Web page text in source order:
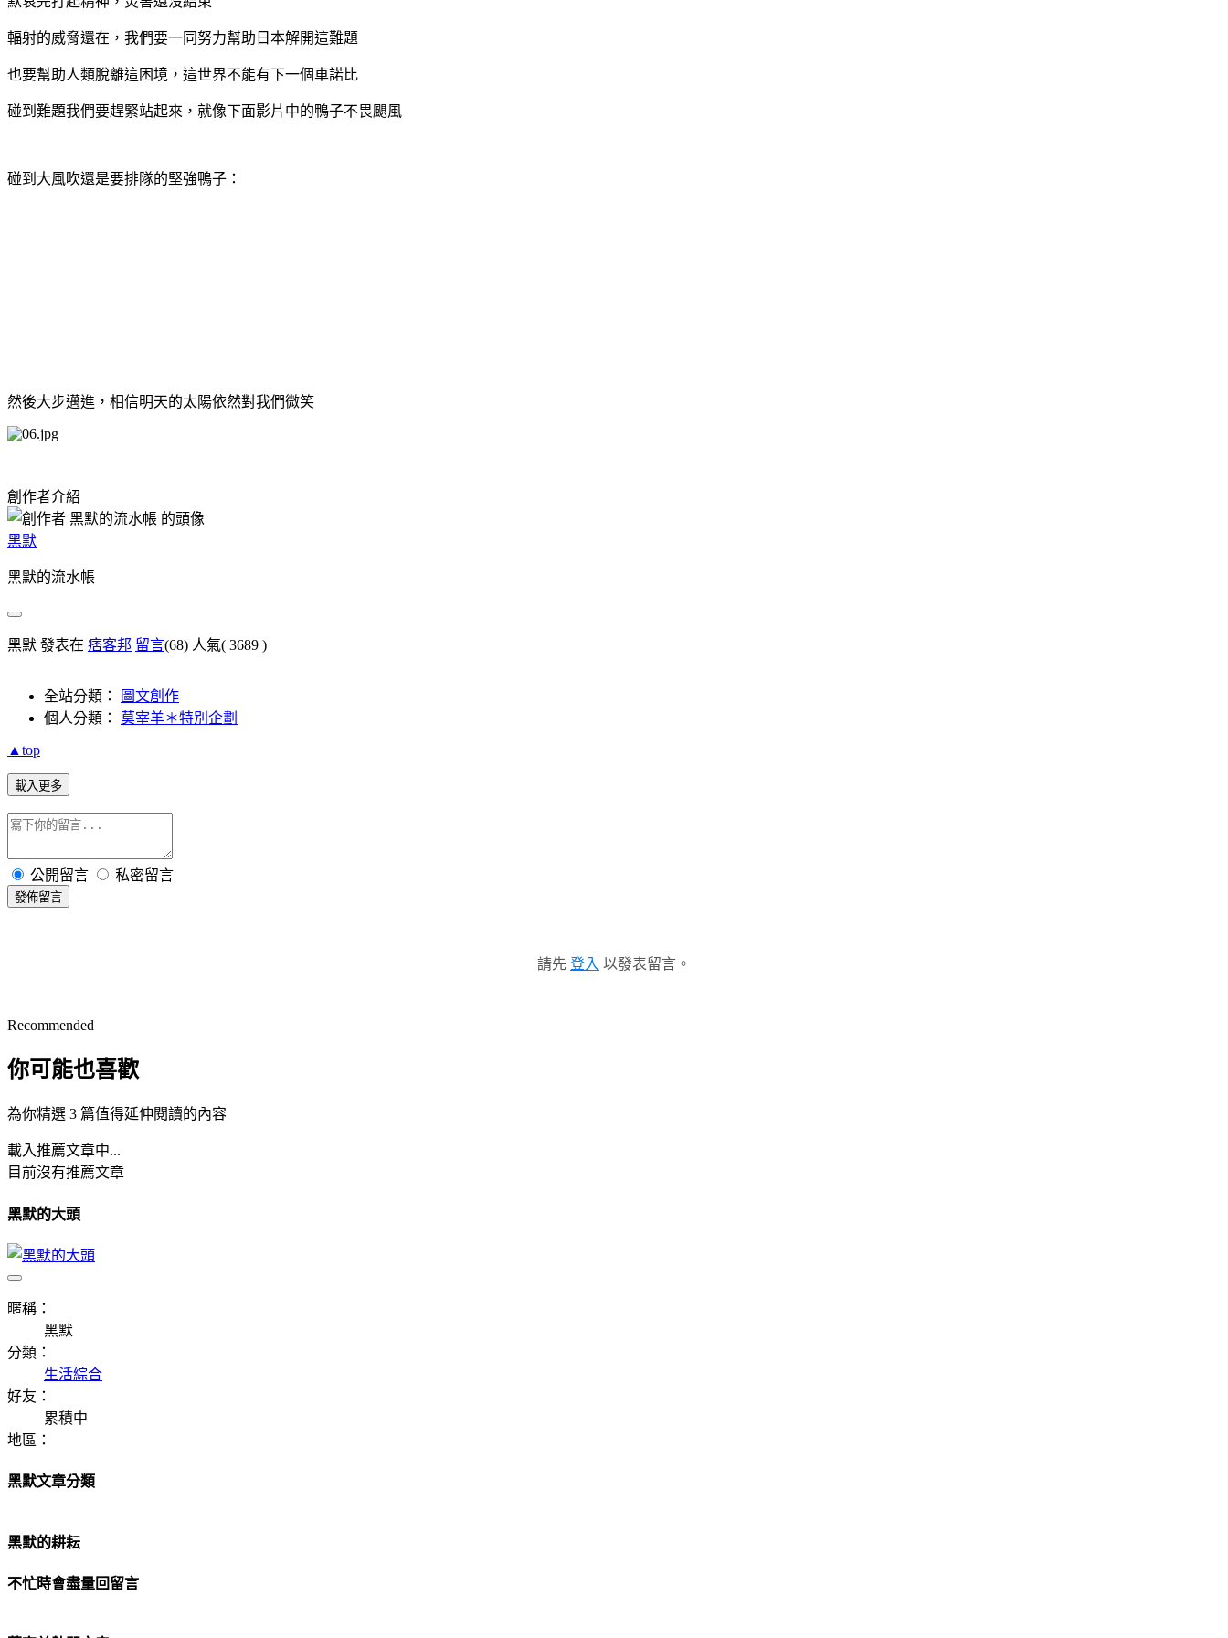
輻射的威脅還在，我們要一同努力幫助日本解開這難題
也要幫助人類脫離這困境，這世界不能有下一個車諾比
碰到難題我們要趕緊站起來，就像下面影片中的鴨子不畏颶風
碰到大風吹還是要排隊的堅強鴨子：
然後大步邁進，相信明天的太陽依然對我們微笑
創作者介紹
黑默
黑默的流水帳
黑默 發表在 痞客邦 留言(68) 人氣( 3689 )
全站分類：
圖文創作
個人分類： 莫宰羊＊特別企劃
▲top
載入更多
公開留言 私密留言
發佈留言
請先 登入 以發表留言。
Recommended
你可能也喜歡
為你精選 3 篇值得延伸閱讀的內容
載入推薦文章中...
目前沒有推薦文章
黑默的大頭
暱稱：
黑默
分類：
生活綜合
好友：
累積中
地區：
黑默文章分類
黑默的耕耘
不忙時會盡量回留言